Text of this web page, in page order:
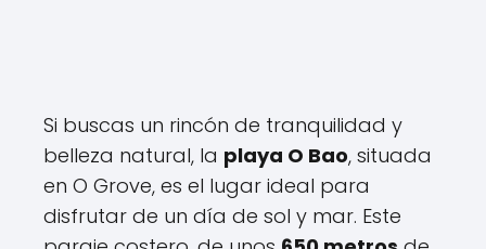
Si buscas un rincón de tranquilidad y
belleza natural, la playa O Bao, situada
en O Grove, es el lugar ideal para
disfrutar de un día de sol y mar. Este